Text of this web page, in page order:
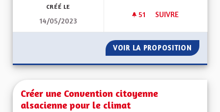
CRÉÉ LE
14/05/2023
51 51 ABONNÉS
SUIVRE
VOIR LA PROPOSITION
Créer une Convention citoyenne
alsacienne pour le climat